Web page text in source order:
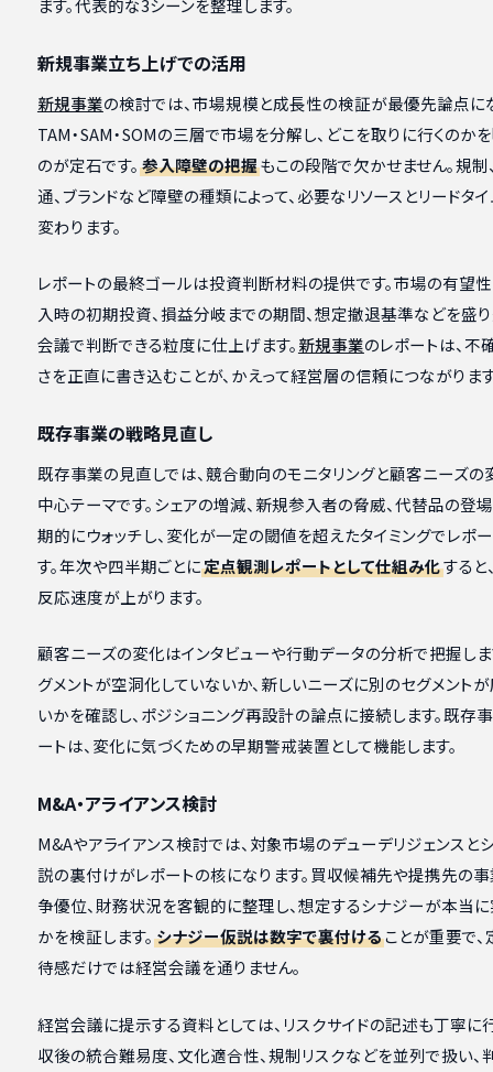
ます。代表的な3シーンを整理します。
新規事業立ち上げでの活用
新規事業の検討では、市場規模と成長性の検証が最優先論点に
TAM・SAM・SOMの三層で市場を分解し、どこを取りに行くのか
のが定石です。 参入障壁の把握もこの段階で欠かせません。規制
通、ブランドなど障壁の種類によって、必要なリソースとリードタ
変わります。
レポートの最終ゴールは投資判断材料の提供です。市場の有望性
入時の初期投資、損益分岐までの期間、想定撤退基準などを盛
会議で判断できる粒度に仕上げます。新規事業のレポートは、不
さを正直に書き込むことが、かえって経営層の信頼につながります
既存事業の戦略見直し
既存事業の見直しでは、競合動向のモニタリングと顧客ニーズ
中心テーマです。シェアの増減、新規参入者の脅威、代替品の登
期的にウォッチし、変化が一定の閾値を超えたタイミングでレポ
す。年次や四半期ごとに定点観測レポートとして仕組み化すると
反応速度が上がります。
顧客ニーズの変化はインタビューや行動データの分析で把握しま
グメントが空洞化していないか、新しいニーズに別のセグメント
いかを確認し、ポジショニング再設計の論点に接続します。既存
ートは、変化に気づくための早期警戒装置として機能します。
M&A・アライアンス検討
M&Aやアライアンス検討では、対象市場のデューデリジェンスと
説の裏付けがレポートの核になります。買収候補先や提携先の事
争優位、財務状況を客観的に整理し、想定するシナジーが本当
かを検証します。 シナジー仮説は数字で裏付けることが重要で
待感だけでは経営会議を通りません。
経営会議に提示する資料としては、リスクサイドの記述も丁寧に
収後の統合難易度、文化適合性、規制リスクなどを並列で扱い、